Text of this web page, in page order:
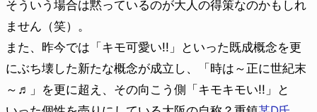
そういう場合は黙っているのが大人の得策なのかもしれ
ません（笑）。
また、昨今では「キモ可愛い!!」といった既成概念を更
にぶち壊した新たな概念が成立し、「時は～正に世紀末
～♬」を更に超え、その向こう側「キモキモい!!」と